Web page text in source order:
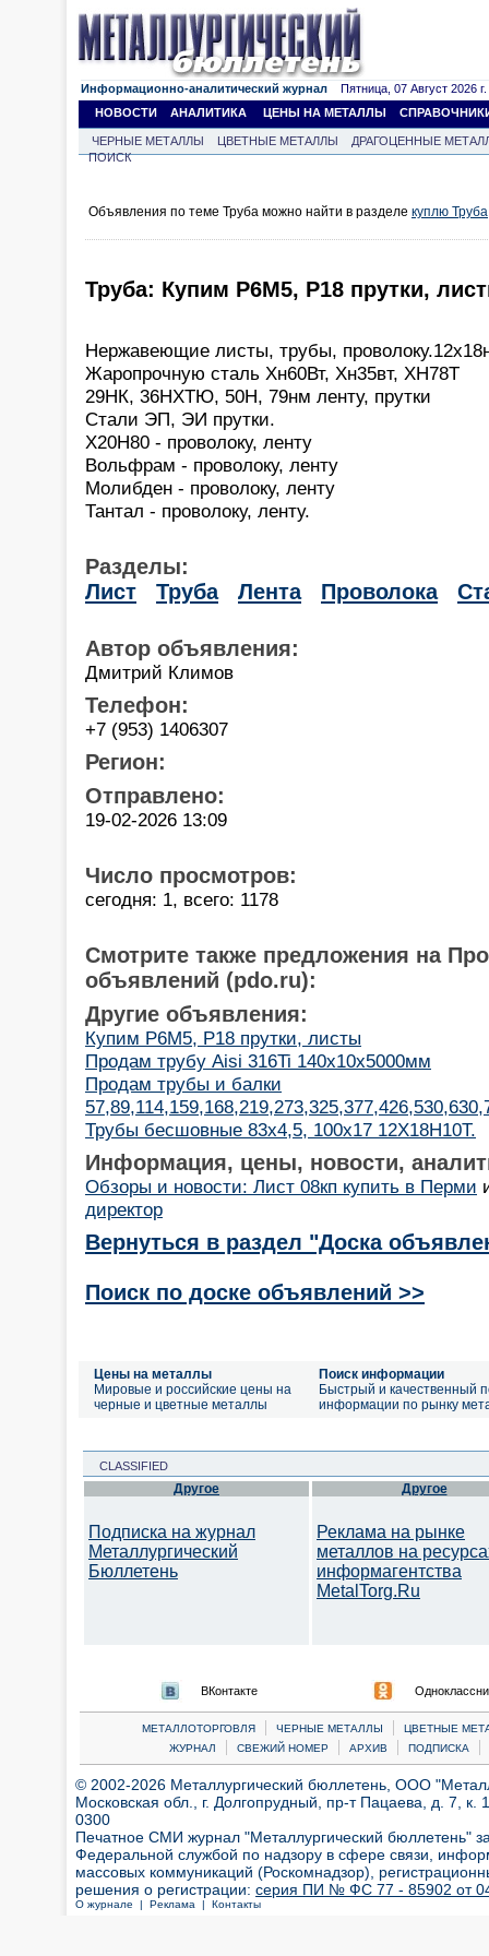
Информационно-аналитический журнал Пятница, 07 Август 2026 г.
НОВОСТИ
АНАЛИТИКА ЦЕНЫ НА МЕТАЛЛЫ
ЧЕРНЫЕ МЕТАЛЛЫ ЦВЕТНЫЕ МЕТАЛЛЫ
ДРАГОЦЕННЫЕ
ПОИСК
Объявления по теме Труба можно найти в разделе куплю Труба
Труба: Купим Р6М5, Р18 прутки,
Нержавеющие листы, трубы,
Жаропрочную сталь Хн60Вт, Хн35вт, ХН78Т
29НК, 36НХТЮ, 50Н, 79нм ленту, прутки
Стали ЭП, ЭИ прутки.
Х20Н80 - проволоку, ленту
Вольфрам - проволоку, ленту
Молибден - проволоку, ленту
Тантал - проволоку, ленту.
Разделы:
Лист
Труба Лента Проволока
Автор объявления:
Дмитрий Климов
Телефон:
+7 (953) 1406307
Регион:
Отправлено:
19-02-2026 13:09
Число просмотров:
сегодня: 1, всего: 1178
Смотрите также предложения на
объявлений (pdo.ru):
Другие объявления:
Купим Р6М5, Р18 прутки, листы
Продам трубу Aisi 316Ti 140x10x5000мм
Продам трубы и балки
Трубы бесшовные 83х4,5, 100х17 12Х18Н10Т.
Информация, цены, новости,
Обзоры и новости: Лист 08кп купить в Перми
директор
Вернуться в раздел "Доска
Поиск по доске объявлений >>
Цены на металлы
Мировые и российские цены на
черные и цветные металлы
Поиск информации
Быстрый и качественный
информации по рынку
CLASSIFIED
Другое
Подписка на журнал
Металлургический
Бюллетень
Другое
Реклама на рынке
металлов на
информагентства
MetalTorg.Ru
ВКонтакте
МЕТАЛЛОТОРГОВЛЯ | ЧЕРНЫЕ МЕТАЛЛЫ |
ЦВЕТНЫЕ
ЖУРНАЛ
| СВЕЖИЙ НОМЕР | АРХИВ | ПОДПИСКА |
© 2002-2026 Металлургический бюллетень, ООО
Московская обл., г. Долгопрудный, пр-т Пацаева, д. 7,
0300
Печатное СМИ журнал "Металлургический бюллетень"
Федеральной службой по надзору в сфере связи,
массовых коммуникаций (Роскомнадзор),
решения о регистрации: серия ПИ № ФС 77 - 85902 от 04
О журнале | Реклама | Контакты